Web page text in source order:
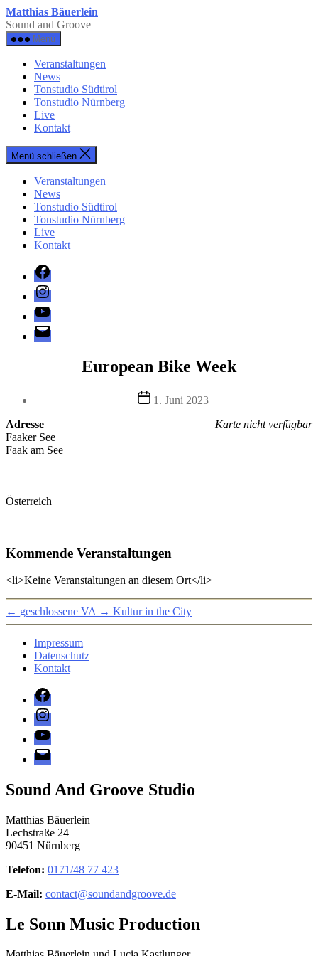
Zum
Inhalt
springen
Matthias Bäuerlein
Sound and Groove
Menü
Veranstaltungen
News
Tonstudio Südtirol
Tonstudio Nürnberg
Live
Kontakt
Menü schließen
Veranstaltungen
News
Tonstudio Südtirol
Tonstudio Nürnberg
Live
Kontakt
Facebook
Instagram
YouTube
E-
Mail
European Bike Week
Veröffentlichungsdatum
1. Juni 2023
Karte nicht verfügbar
Adresse
Faaker See
Faak am See
Österreich
Kommende Veranstaltungen
<li>Keine Veranstaltungen an diesem Ort</li>
← geschlossene VA → Kultur in the City
Impressum
Datenschutz
Kontakt
Facebook
Instagram
YouTube
E-
Mail
Sound And Groove Studio
Matthias Bäuerlein
Lechstraße 24
90451 Nürnberg
Telefon: 0171/48 77 423
E-Mail: contact@soundandgroove.de
Le Sonn Music Production